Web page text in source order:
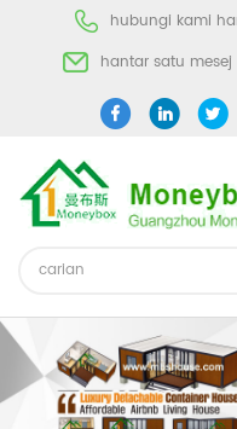
hubungi kami
hantar satu mesej